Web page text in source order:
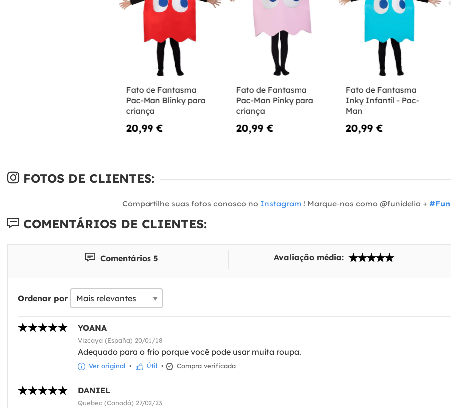
Fato de Fantasma
Pac-Man Blinky para
criança
20,99 €
Fato de Fantasma
Pac-Man Pinky para
criança
20,99 €
Fato de Fantasma
Inky Infantil - Pac-
Man
20,99 €
FOTOS DE CLIENTES:
Compartilhe suas fotos conosco no Instagram ! Marque-nos como @funidelia +
COMENTÁRIOS DE CLIENTES:
Comentários 5 Avaliação média:
Ordenar por
YOANA
Vizcaya (España) 20/01/18
Adequado para o frio porque você pode usar muita roupa.
Ver original • Útil • Compra verificada
DANIEL
Quebec (Canadá) 27/02/23